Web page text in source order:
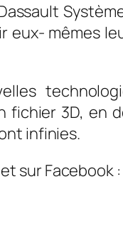
eux- mêmes
fichier 3D, en
infinies.
sur Facebook :